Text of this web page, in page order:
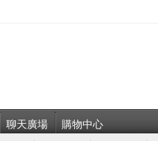
聊天廣場 購物中心